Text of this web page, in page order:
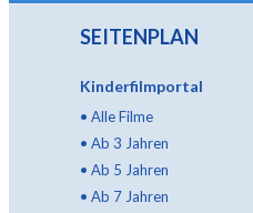
SEITENPLAN
Kinderfilmportal
• Alle Filme
• Ab 3 Jahren
• Ab 5 Jahren
• Ab 7 Jahren